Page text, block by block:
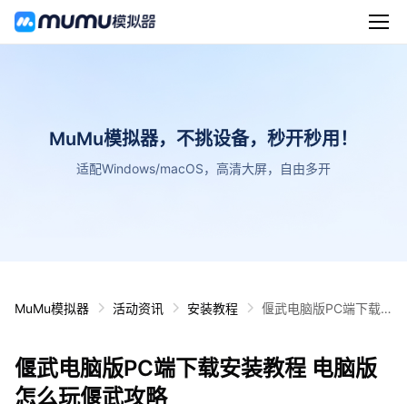
MuMu模拟器，不挑设备，秒开秒用！
适配Windows/macOS，高清大屏，自由多开
MuMu模拟器 活动资讯 安装教程
偃武电脑版PC端下载
偃武电脑版PC端下载安装教程 电脑版
怎么玩偃武攻略